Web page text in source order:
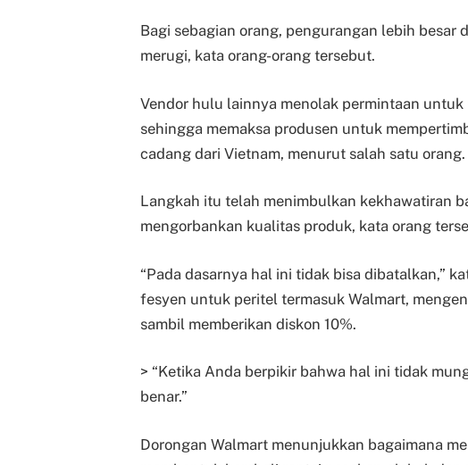
Bagi sebagian orang, pengurangan lebih besar
merugi, kata orang-orang tersebut.
Vendor hulu lainnya menolak permintaan
sehingga memaksa produsen untuk
cadang dari Vietnam, menurut salah satu orang.
Langkah itu telah menimbulkan kekhawatiran
mengorbankan kualitas produk, kata orang
“Pada dasarnya hal ini tidak bisa dibatalkan,”
fesyen untuk peritel termasuk Walmart,
sambil memberikan diskon 10%.
> “Ketika Anda berpikir bahwa hal ini tidak
benar.”
Dorongan Walmart menunjukkan bagaimana